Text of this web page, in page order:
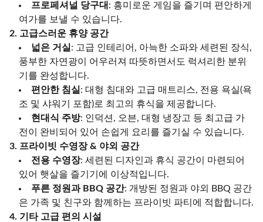
프로페셔널 당구대 : 흥미로운 게임을 즐기며 편안하게
여가를 보낼 수 있습니다.
2. 고급스러운 휴양 공간
넓은 거실 : 고급 인테리어, 아늑한 소파와 세련된 장식,
풍부한 자연광이 어우러져 따뜻하면서도 럭셔리한 분위
기를 완성합니다.
편안한 침실 : 대형 침대와 고급 매트리스, 전용 욕실(욕
조 및 샤워기 포함)로 최고의 휴식을 제공합니다.
현대식 주방: 인덕션, 오븐, 대형 냉장고 등 최고급 가
전이 완비되어 있어 손쉽게 요리를 즐기실 수 있습니다.
3. 프라이빗 수영장 & 야외 공간
전용 수영장: 세련된 디자인과 휴식 공간이 마련되어
있어 햇살을 즐기기에 이상적입니다.
푸른 정원과 BBQ 공간: 개방된 정원과 야외 BBQ 공간
은 가족 및 친구와 함께하는 프라이빗 파티에 적합합니다.
4. 기타 고급 편의 시설